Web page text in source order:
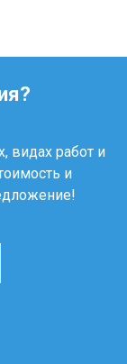
видах работ и
и